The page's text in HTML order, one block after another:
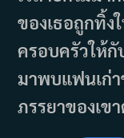
ของเธอถูกทิ้ง
ครอบครัวให้กั
มาพบแฟนเก่า
ภรรยาของเข